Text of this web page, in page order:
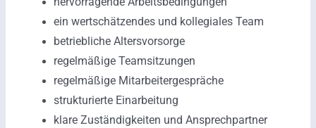
ein wertschätzendes und kollegiales Team
betriebliche Altersvorsorge
regelmäßige Teamsitzungen
regelmäßige Mitarbeitergespräche
strukturierte Einarbeitung
klare Zuständigkeiten und Ansprechpartner